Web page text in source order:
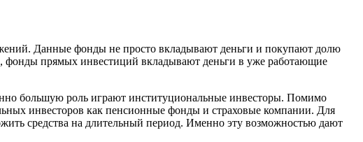
Данные фонды не просто вкладывают деньги и покупают долю
фонды прямых инвестиций вкладывают деньги в уже работающие
большую роль играют институциональные инвесторы. Помимо
инвесторов как пенсионные фонды и страховые компании. Для
средства на длительный период. Именно эту возможностью дают